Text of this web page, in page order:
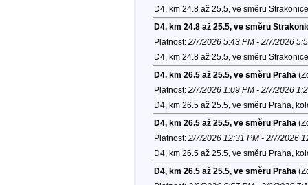
D4, km 24.8 až 25.5, ve směru
D4, km 24.8 až 25.5, ve směru
Platnost: 2/7/2026 5:43 PM - 2/7/2026
D4, km 24.8 až 25.5, ve směru
D4, km 26.5 až 25.5, ve směru Praha
Platnost: 2/7/2026 1:09 PM - 2/7/2026
D4, km 26.5 až 25.5, ve směru Praha,
D4, km 26.5 až 25.5, ve směru Praha
Platnost: 2/7/2026 12:31 PM - 2/7/2026
D4, km 26.5 až 25.5, ve směru Praha,
D4, km 26.5 až 25.5, ve směru Praha